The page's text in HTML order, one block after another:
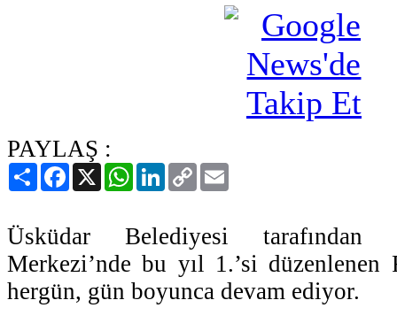
PAYLAŞ :
PaylaşFacebook
X WhatsAppLinkedIn
Copy
Link
Üsküdar Belediyesi tarafından
Merkezi’nde bu yıl 1.’si
hergün, gün boyunca devam ediyor.